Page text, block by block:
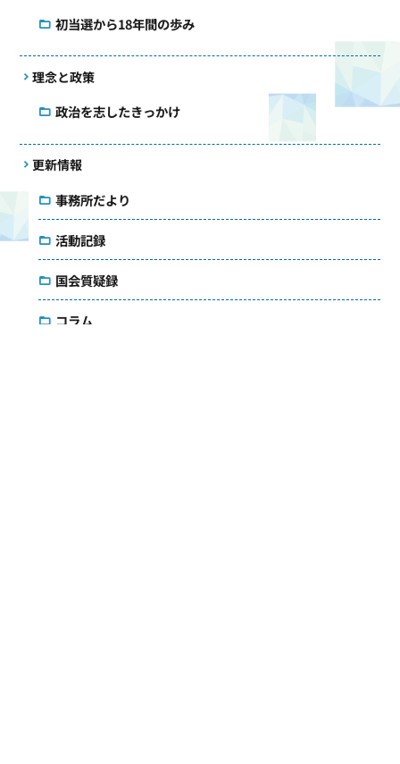
初当選から18年間の歩み
理念と政策
政治を志したきっかけ
更新情報
事務所だより
活動記録
国会質疑録
コラム